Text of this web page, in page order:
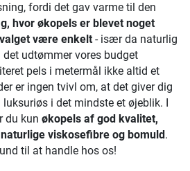
fordi det gav varme til den
hvor økopels er blevet noget
være enkelt - især da naturlig
det udtømmer vores budget
pels i metermål ikke altid et
er ingen tvivl om, at det giver dig
i det mindste et øjeblik. I
du kun økopels af god kvalitet,
viskosefibre og bomuld .
til at handle hos os!